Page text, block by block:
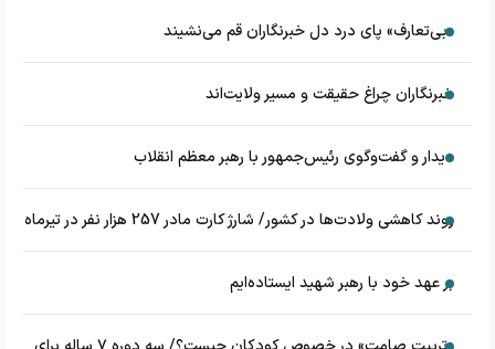
«بی‌تعارف» پای درد دل خبرنگاران قم می‌نشیند
خبرنگاران چراغ حقیقت و مسیر ولایت‌اند
دیدار و گفت‌وگوی رئیس‌جمهور با رهبر معظم انقلاب
روند کاهشی ولادت‌ها در کشور/ شارژ کارت مادر 257 هزار نفر در تیرماه
بر عهد خود با رهبر شهید ایستاده‌ایم